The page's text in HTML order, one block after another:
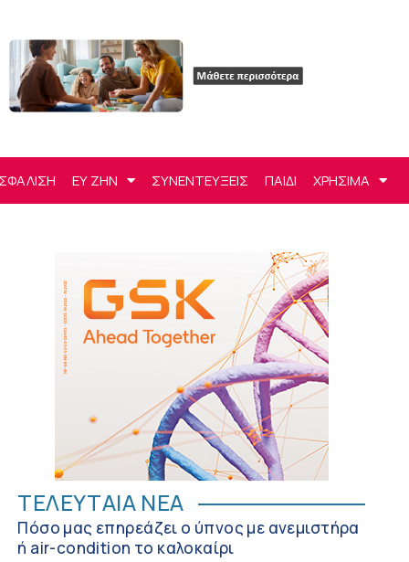
ΕΥ ΖΗΝ ΣΥΝΕΝΤΕΥΞΕΙΣ ΠΑΙΔΙ ΧΡΗΣΙΜΑ
ΤΕΛΕΥΤΑΙΑ ΝΕΑ
Πόσο μας επηρεάζει ο ύπνος με ανεμιστήρα
ή air-condition το καλοκαίρι